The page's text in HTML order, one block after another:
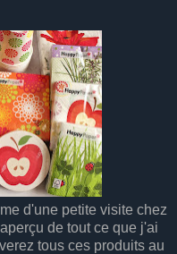
d'une petite visite chez
de tout ce que j'ai
tous ces produits au